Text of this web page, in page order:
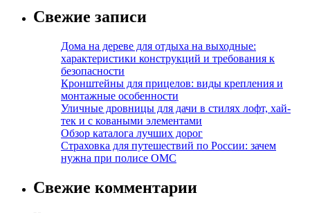
Свежие записи
Дома на дереве для отдыха на выходные:
характеристики конструкций и требования к
безопасности
Кронштейны для прицелов: виды крепления и
монтажные особенности
Уличные дровницы для дачи в стилях лофт, хай-
тек и с коваными элементами
Обзор каталога лучших дорог
Страховка для путешествий по России: зачем
нужна при полисе ОМС
Свежие комментарии